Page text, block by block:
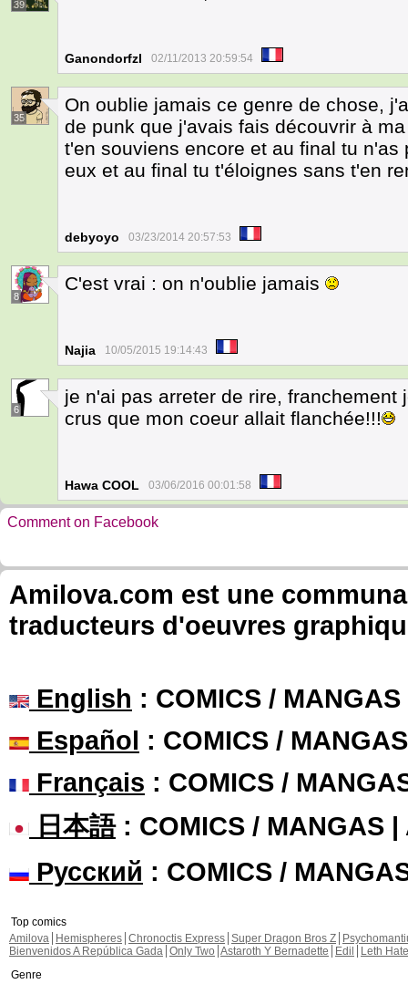
39
Ganondorfzl 02/11/2013 20:59:54
35
On oublie jamais ce genre de chose,
de punk que j'avais fais découvrir à
t'en souviens encore et au final tu
eux et au final tu t'éloignes sans t'en
debyoyo 03/23/2014 20:57:53
8
C'est vrai : on n'oublie jamais
Najia 10/05/2015 19:14:43
6
je n'ai pas arreter de rire,
crus que mon coeur allait flanchée!!!
Hawa COOL 03/06/2016 00:01:58
Comment on Facebook
Amilova.com est une
traducteurs d'oeuvres
English : COMICS /
Español : COMICS /
Français : COMICS /
日本語: COMICS / MANGAS |
Русский : COMICS /
Top comics
Amilova
Hemispheres Chronoctis Express Super Dragon Bros Z
Bienvenidos A República Gada Only Two Astaroth Y Bernadette Edil
Leth Hate
Genre